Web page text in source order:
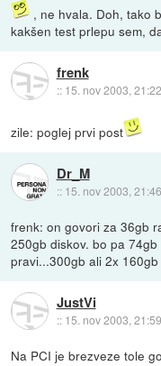
, ne hvala. Doh, tako
kakšen test prlepu sem,
frenk
:: 15. nov 2003, 21:22
zile: poglej prvi post
Dr_M
:: 15. nov 2003, 21:46
frenk: on govori za 36gb
250gb diskov. bo pa
pravi...300gb ali 2x
JustVi
:: 15. nov 2003, 21:59
Na PCI je brezveze tole